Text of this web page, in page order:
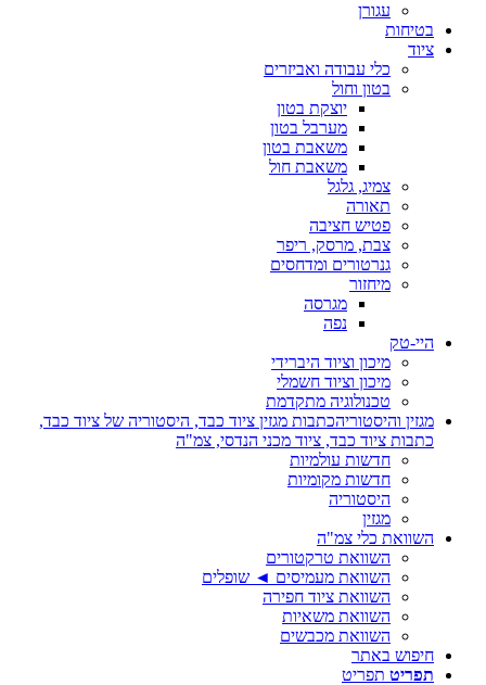
עגורן
בטיחות
ציוד
כלי עבודה ואביזרים
בטון וחול
יוצקת בטון
מערבל בטון
משאבת בטון
משאבת חול
צמיג, גלגל
תאורה
פטיש חציבה
צבת, מרסק, ריפר
גנרטורים ומדחסים
מיחזור
מגרסה
נפה
היי-טק
מיכון וציוד היברידי
מיכון וציוד חשמלי
טכנולוגיה מתקדמת
מגזין והיסטוריהכתבות מגזין ציוד כבד, היסטוריה של ציוד כבד,
כתבות ציוד כבד, ציוד מכני הנדסי, צמ"ה
חדשות עולמיות
חדשות מקומיות
היסטוריה
מגזין
השוואת כלי צמ"ה
השוואת טרקטורים
השוואת מעמיסים ◄ שופלים
השוואת ציוד חפירה
השוואת משאיות
השוואת מכבשים
חיפוש באתר
תפריט תפריט